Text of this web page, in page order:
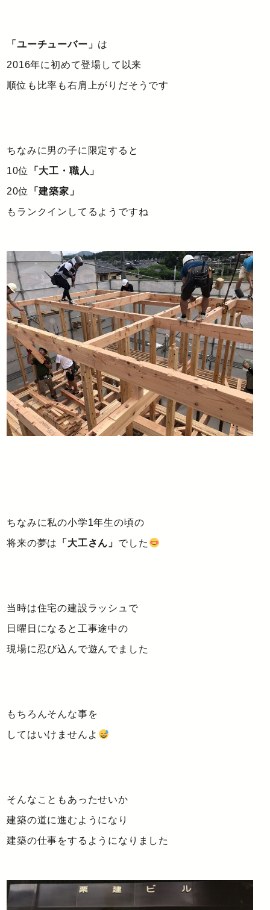
「ユーチューバー」 は
2016年に初めて登場して以来
順位も比率も右肩上がりだそうです
ちなみに男の子に限定すると
10位
「大工・職人」
20位
「建築家」
もランクインしてるようですね
ちなみに私の小学1年生の頃の
将来の夢は
「大工さん」 でした
当時は住宅の建設ラッシュで
日曜日になると工事途中の
現場に忍び込んで遊んでました
もちろんそんな事を
してはいけませんよ
そんなこともあったせいか
建築の道に進むようになり
建築の仕事をするようになりました